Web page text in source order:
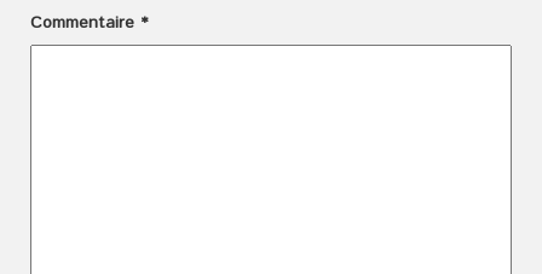
Commentaire *